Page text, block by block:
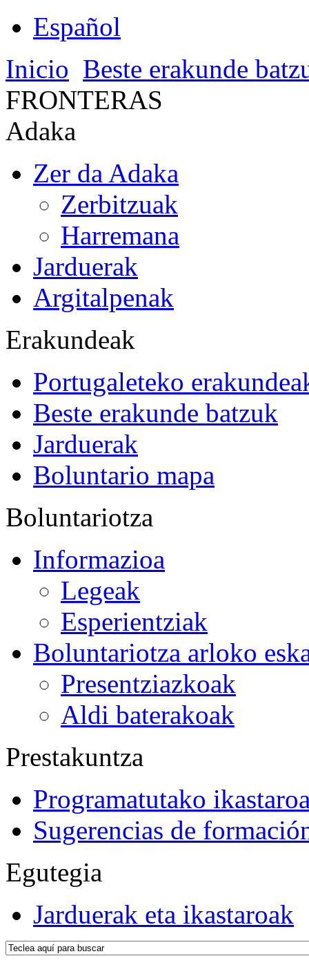
Español
Inicio Beste erakunde
FRONTERAS
Adaka
Zer da Adaka
Zerbitzuak
Harremana
Jarduerak
Argitalpenak
Erakundeak
Portugaleteko
Beste erakunde batzuk
Jarduerak
Boluntario mapa
Boluntariotza
Informazioa
Legeak
Esperientziak
Boluntariotza arloko
Presentziazkoak
Aldi baterakoak
Prestakuntza
Programatutako
Sugerencias de
Egutegia
Jarduerak eta ikastaroak